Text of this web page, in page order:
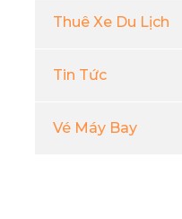
Thuê Xe Du Lịch
Tin Tức
Vé Máy Bay